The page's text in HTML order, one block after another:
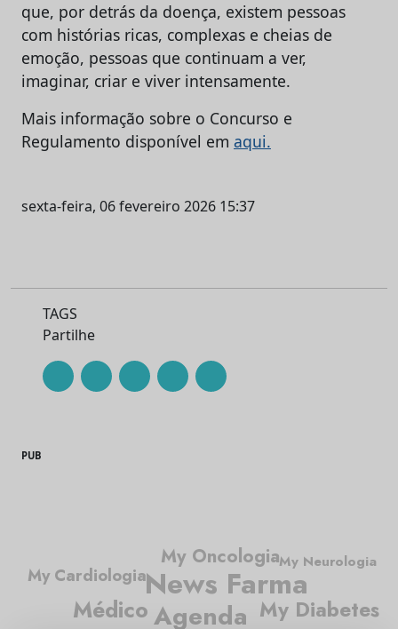
que, por detrás da doença, existem pessoas
com histórias ricas, complexas e cheias de
emoção, pessoas que continuam a ver,
imaginar, criar e viver intensamente.
Mais informação sobre o Concurso e
Regulamento disponível em aqui.
sexta-feira, 06 fevereiro 2026 15:37
TAGS
Partilhe
PUB
Agenda
News Farma
Médico
My Oncologia
My Diabetes
My Cardiologia
My Neurologia